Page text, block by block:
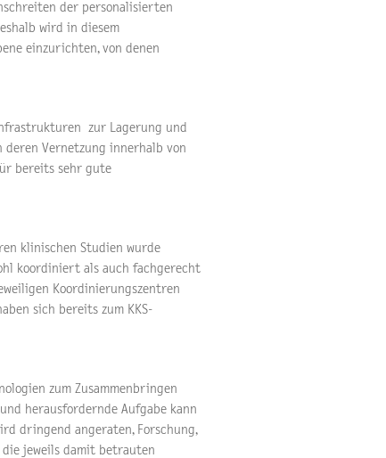
der personalisierten
wird in diesem
einzurichten, von denen
zur Lagerung und
deren Vernetzung innerhalb von
bereits sehr gute
klinischen Studien wurde
koordiniert als auch fachgerecht
Koordinierungszentren
sich bereits zum KKS-
zum Zusammenbringen
herausfordernde Aufgabe kann
dringend angeraten, Forschung,
jeweils damit betrauten